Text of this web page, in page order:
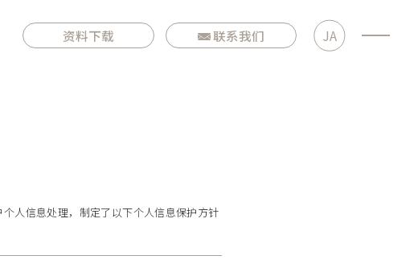
资料下载 联系我们 JA
人信息处理，制定了以下个人信息保护方针